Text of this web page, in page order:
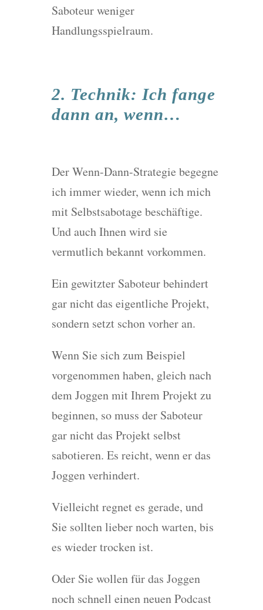
Saboteur weniger
Handlungsspielraum.
2. Technik: Ich fange
dann an, wenn…
Der Wenn-Dann-Strategie begegne
ich immer wieder, wenn ich mich
mit Selbstsabotage beschäftige.
Und auch Ihnen wird sie
vermutlich bekannt vorkommen.
Ein gewitzter Saboteur behindert
gar nicht das eigentliche Projekt,
sondern setzt schon vorher an.
Wenn Sie sich zum Beispiel
vorgenommen haben, gleich nach
dem Joggen mit Ihrem Projekt zu
beginnen, so muss der Saboteur
gar nicht das Projekt selbst
sabotieren. Es reicht, wenn er das
Joggen verhindert.
Vielleicht regnet es gerade, und
Sie sollten lieber noch warten, bis
es wieder trocken ist.
Oder Sie wollen für das Joggen
noch schnell einen neuen Podcast